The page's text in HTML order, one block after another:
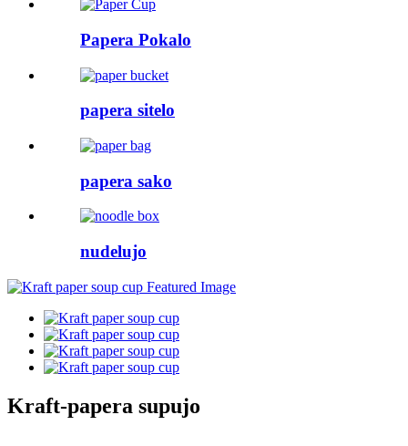
Papera Pokalo
papera sitelo
papera sako
nudelujo
Kraft-papera supujo